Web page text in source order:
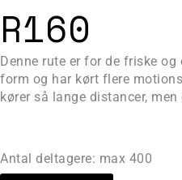
R160
Denne rute er for de friske
form og har kørt flere
kører så lange distancer,
Antal deltagere: max 400